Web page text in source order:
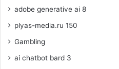
adobe generative ai 8
plyas-media.ru 150
Gambling
ai chatbot bard 3